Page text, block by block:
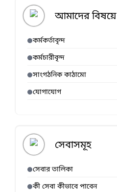
আমাদের বিষয়ে
কর্মকর্তাবৃন্দ
কর্মচারীবৃন্দ
সাংগঠনিক কাঠামো
যোগাযোগ
সেবাসমূহ
সেবার তালিকা
কী সেবা কীভাবে পাবেন